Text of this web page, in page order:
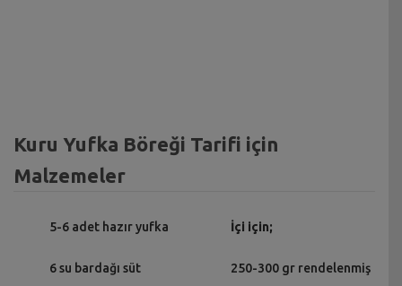
Kuru Yufka Böreği Tarifi için
Malzemeler
5-6 adet hazır yufka
6 su bardağı süt
İçi için;
250-300 gr rendelenmiş